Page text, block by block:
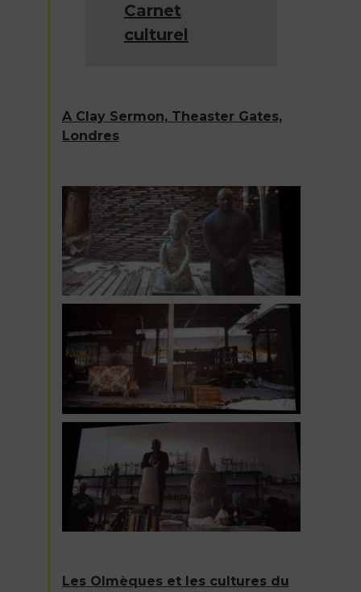
Carnet
culturel
A Clay Sermon, Theaster Gates,
Londres
Les Olmèques et les cultures du